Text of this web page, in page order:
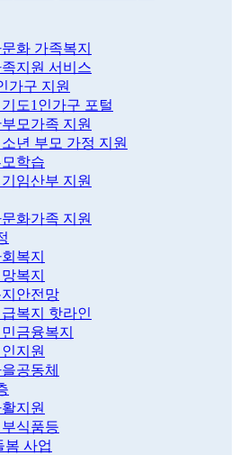
화 가족복지
지원 서비스
가구 지원
도1인가구 포털
모가족 지원
년 부모 가정 지원
학습
임산부 지원
화가족 지원
복지
복지
지안전망
복지 핫라인
금융복지
지원
공동체
지원
식품등
봄 사업